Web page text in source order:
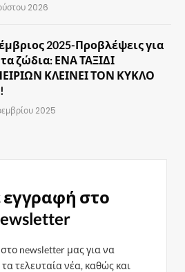
2026
2025-Προβλέψεις για
ζώδια: ΕΝΑ ΤΑΞΙΔΙ
ΚΛΕΙΝΕΙ ΤΟΝ ΚΥΚΛΟ
2025
εγγραφή στο
newsletter μας για να
τελευταία νέα, καθώς και